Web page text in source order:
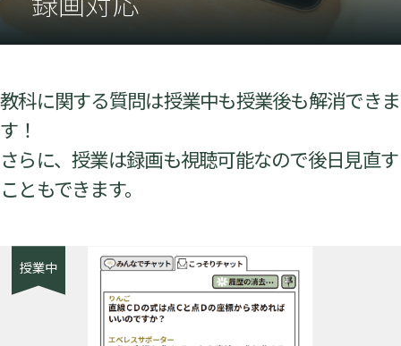
教科に関する質問は授業中も授業後も解消できま
す！
さらに、授業は録画も視聴可能なので後日見直す
こともできます。
授業中